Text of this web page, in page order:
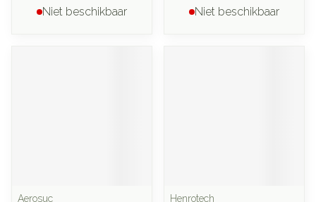
Niet beschikbaar Niet beschikbaar
Aerosuc
Henrotech